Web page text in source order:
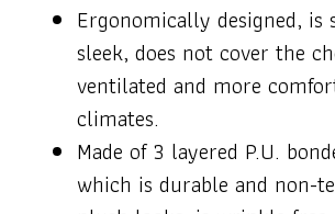
Ergonomically designed, is
sleek, does not cover the
ventilated and more
climates.
Made of 3 layered P.U.
which is durable and non-